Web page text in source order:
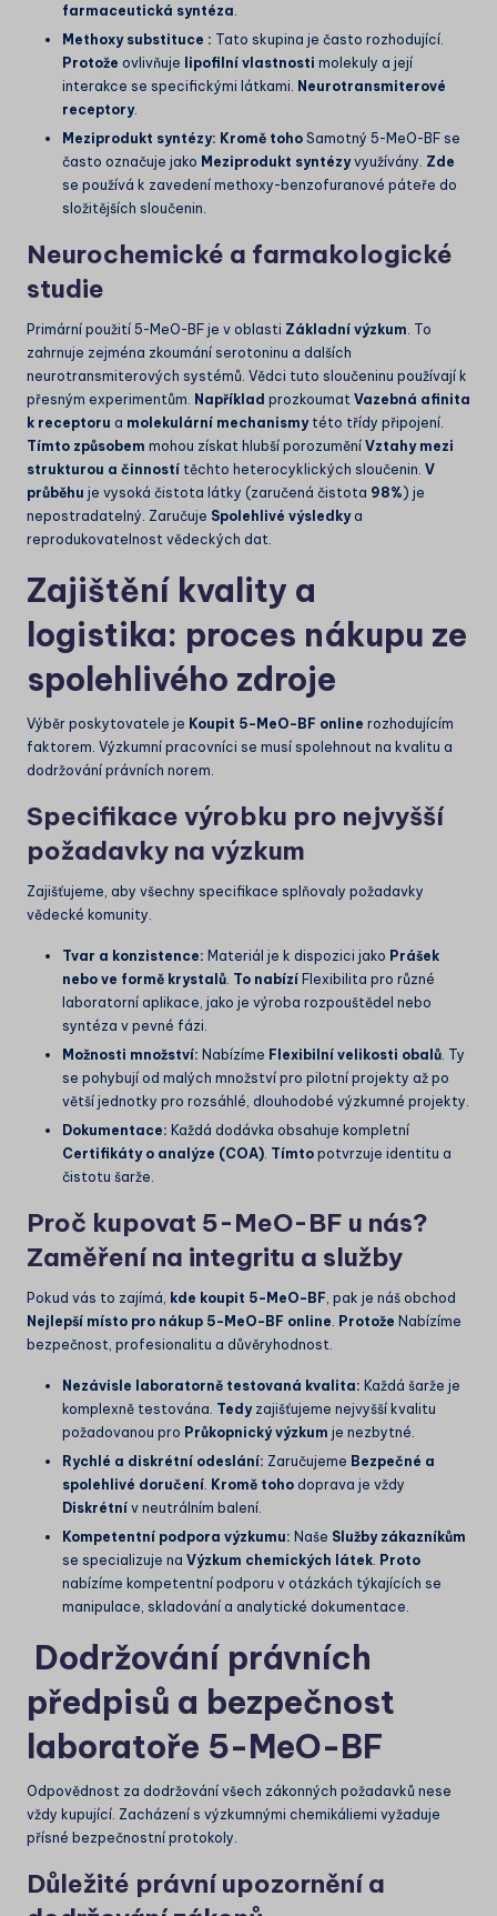
farmaceutická syntéza
Methoxy substituce : Tato skupina je často rozhodující.
Protože ovlivňuje lipofilní vlastnosti molekuly a její
interakce se specifickými látkami. Neurotransmiterové
receptory.
Meziprodukt syntézy: Kromě toho Samotný 5-MeO-BF se
často označuje jako Meziprodukt syntézyvyužívány. Zde
se používá k zavedení methoxy-benzofuranové páteře do
složitějších sloučenin.
Neurochemické a farmakologické
studie
Primární použití 5-MeO-BF je v oblasti Základní výzkum . To
zahrnuje zejména zkoumání serotoninu a dalších
neurotransmiterových systémů. Vědci tuto sloučeninu používají k
přesným experimentům. Například prozkoumat Vazebná afinita
k receptoru a molekulární mechanismytéto třídy připojení.
Tímto způsobem mohou získat hlubší porozumění Vztahy mezi
strukturou a činností těchto heterocyklických sloučenin. V
průběhu je vysoká čistota látky (zaručená čistota 98%) je
nepostradatelný. Zaručuje Spolehlivé výsledkya
reprodukovatelnost vědeckých dat.
Zajištění kvality a
logistika: proces nákupu ze
spolehlivého zdroje
Výběr poskytovatele je Koupit 5-MeO-BF online rozhodujícím
faktorem. Výzkumní pracovníci se musí spolehnout na kvalitu a
dodržování právních norem.
Specifikace výrobku pro nejvyšší
požadavky na výzkum
Zajišťujeme, aby všechny specifikace splňovaly požadavky
vědecké komunity.
Tvar a konzistence: Materiál je k dispozici jako Prášek
nebo ve formě krystalů To nabízí Flexibilita pro různé
laboratorní aplikace, jako je výroba rozpouštědel nebo
syntéza v pevné fázi.
Možnosti množství: Nabízíme Flexibilní velikosti obalů . Ty
se pohybují od malých množství pro pilotní projekty až po
větší jednotky pro rozsáhlé, dlouhodobé výzkumné projekty.
Dokumentace: Každá dodávka obsahuje kompletní
Certifikáty o analýze (COA) Tímto potvrzuje identitu a
čistotu šarže.
Proč kupovat 5-MeO-BF u nás?
Zaměření na integritu a služby
Pokud vás to zajímá, kde koupit 5-MeO-BF , pak je náš obchod
Nejlepší místo pro nákup 5-MeO-BF online Protože Nabízíme
bezpečnost, profesionalitu a důvěryhodnost.
Nezávisle laboratorně testovaná kvalita: Každá šarže je
komplexně testována. Tedyzajišťujeme nejvyšší kvalitu
požadovanou pro Průkopnický výzkum je nezbytné.
Rychlé a diskrétní odeslání: Zaručujeme Bezpečné a
spolehlivé doručení Kromě toho doprava je vždy
Diskrétní v neutrálním balení.
Kompetentní podpora výzkumu: Naše Služby zákazníkům
se specializuje na Výzkum chemických látek Proto
nabízíme kompetentní podporu v otázkách týkajících se
manipulace, skladování a analytické dokumentace.
Dodržování právních
předpisů a bezpečnost
laboratoře 5-MeO-BF
Odpovědnost za dodržování všech zákonných požadavků nese
vždy kupující. Zacházení s výzkumnými chemikáliemi vyžaduje
přísné bezpečnostní protokoly.
Důležité právní upozornění a